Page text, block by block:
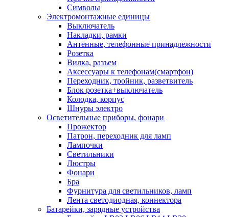
Символы
Электромонтажные единицы
Выключатель
Накладки, рамки
Антенные, телефонные принадлежности
Розетка
Вилка, разъем
Аксессуары к телефонам(смартфон)
Переходник, тройник, разветвитель
Блок розетка+выключатель
Колодка, корпус
Шнуры электро
Осветительные приборы, фонари
Прожектор
Патрон, переходник для ламп
Лампочки
Светильники
Люстры
Фонари
Бра
Фурнитура для светильников, ламп
Лента светодиодная, коннектора
Батарейки, зарядные устройства